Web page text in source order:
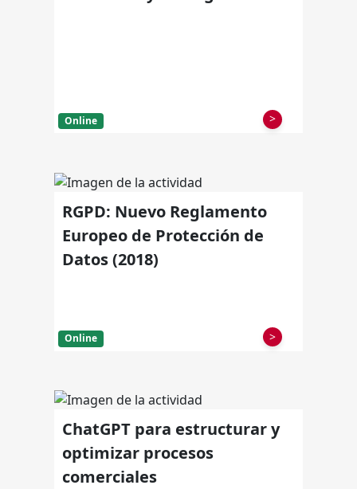
Online >
RGPD: Nuevo Reglamento
Europeo de Protección de
Datos (2018)
Online >
ChatGPT para estructurar y
optimizar procesos
comerciales